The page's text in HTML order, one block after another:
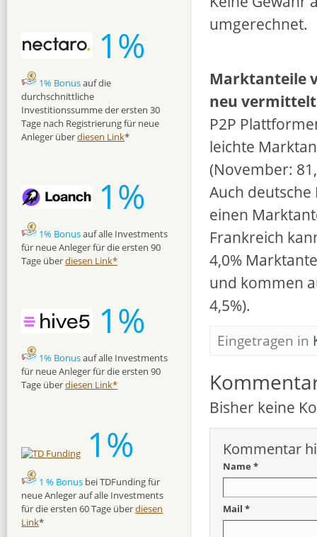
umgerechnet.
Marktanteile
neu
P2P
leichte
(November:
Auch
einen
Frankreich
4,0%
und kommen
4,5%).
Eingetragen in
Bisher keine
Kommentar
Name *
Mail *
1%
1% Bonusauf die
durchschnittliche
Investitionssumme der ersten 30
Tage nach Registrierung für neue
Anleger überdiesen Link*
1%
1% Bonusauf alle Investments
für neue Anleger für die ersten 90
Tage überdiesen Link*
1%
1% Bonusauf alle Investments
für neue Anleger für die ersten 90
Tage überdiesen Link*
1%
1 % Bonus bei TDFunding für
neue Anleger auf alle Investments
für die ersten 60 Tage überdiesen
Link*